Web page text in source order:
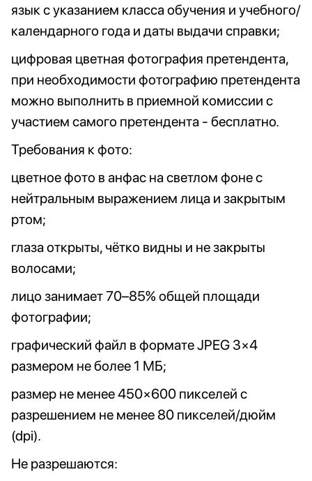
язык с указанием класса обучения и учебного/
календарного года и даты выдачи справки;
цифровая цветная фотография претендента,
при необходимости фотографию претендента
можно выполнить в приемной комиссии с
участием самого претендента - бесплатно.
Требования к фото:
цветное фото в анфас на светлом фоне с
нейтральным выражением лица и закрытым
ртом;
глаза открыты, чётко видны и не закрыты
волосами;
лицо занимает 70–85% общей площади
фотографии;
графический файл в формате JPEG 3×4
размером не более 1 МБ;
размер не менее 450×600 пикселей с
разрешением не менее 80 пикселей/дюйм
(dpi).
Не разрешаются: